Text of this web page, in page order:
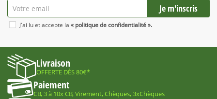
J'ai lu et accepte la « politique de confidentialité ».
Livraison
OFFERTE DÈS 80€*
Paiement
CB, 3 à 10x CB, Virement, Chèques, 3xChèques